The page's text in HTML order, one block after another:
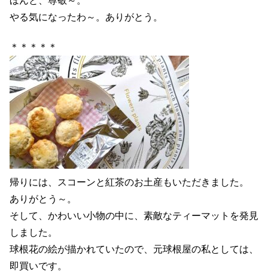
やる気になったわ～。ありがとう。
＊＊＊＊＊
帰りには、スコーンと紅茶のお土産もいただきました。
ありがとう～。
そして、かわいい小物の中に、素敵なティーマットを発見
しました。
球根花の絵が描かれていたので、元球根屋の私としては、
即買いです。